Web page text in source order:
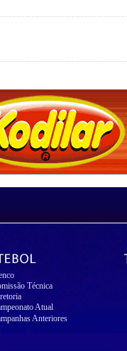
Técnica
Atual
Anteriores